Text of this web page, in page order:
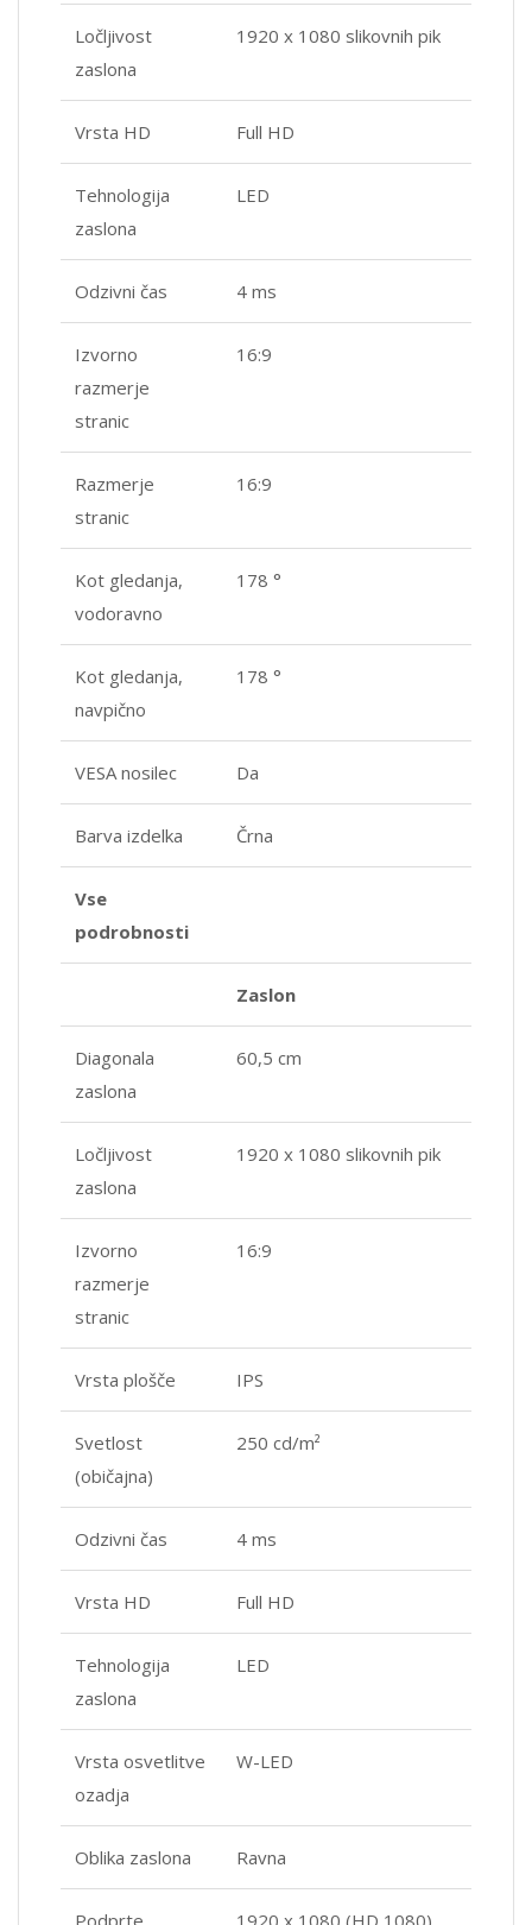
Ločljivost
zaslona
1920 x 1080 slikovnih pik
Vrsta HD Full HD
Tehnologija
zaslona
LED
Odzivni čas 4 ms
Izvorno
razmerje
stranic
16:9
Razmerje
stranic
16:9
Kot gledanja,
vodoravno
178 °
Kot gledanja,
navpično
178 °
VESA nosilec Da
Barva izdelka Črna
Vse
podrobnosti
Zaslon
Diagonala
zaslona
60,5 cm
Ločljivost
zaslona
1920 x 1080 slikovnih pik
Izvorno
razmerje
stranic
16:9
Vrsta plošče IPS
Svetlost
(običajna)
250 cd/m²
Odzivni čas 4 ms
Vrsta HD Full HD
Tehnologija
zaslona
LED
Vrsta osvetlitve
ozadja
W-LED
Oblika zaslona Ravna
Podprte 1920 x 1080 (HD 1080)